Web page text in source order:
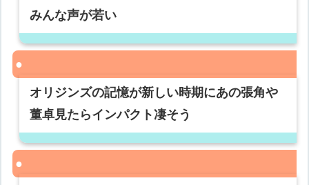
みんな声が若い
オリジンズの記憶が新しい時期にあの張角や
董卓見たらインパクト凄そう